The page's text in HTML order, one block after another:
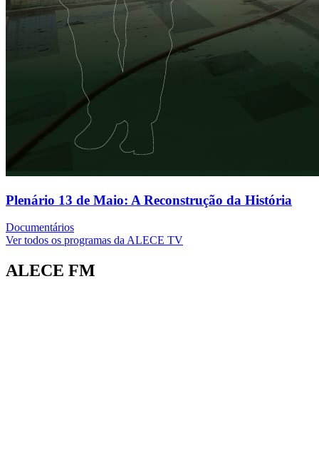
Plenário 13 de Maio: A Reconstrução da História
Documentários
Ver todos os programas da ALECE TV
ALECE FM